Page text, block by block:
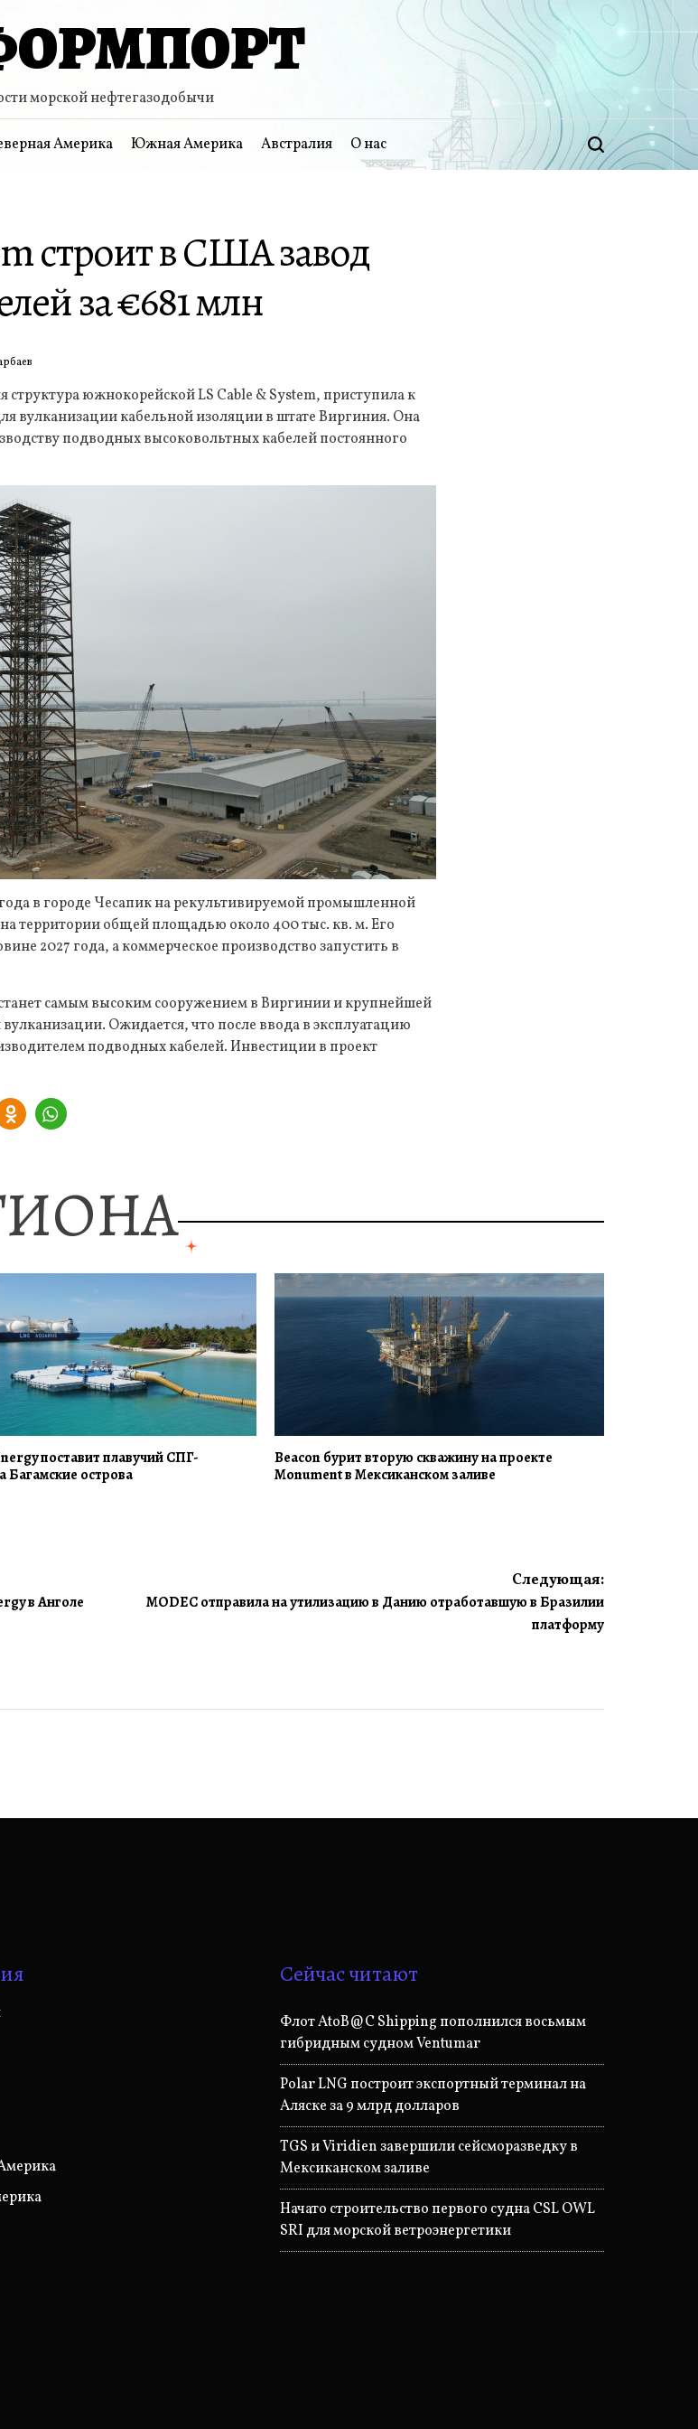
морской нефтегазодобычи
Америка Южная Америка Австралия О нас Поиск
строит в США завод
за €681 млн
южнокорейской LS Cable & System, приступила к
вулканизации кабельной изоляции в штате Виргиния. Она
подводных высоковольтных кабелей постоянного
в городе Чесапик на рекультивируемой промышленной
территории общей площадью около 400 тыс. кв. м. Его
2027 года, а коммерческое производство запустить в
самым высоким сооружением в Виргинии и крупнейшей
Ожидается, что после ввода в эксплуатацию
подводных кабелей. Инвестиции в проект
поставит плавучий СПГ-
Багамские острова
Beacon бурит вторую скважину на проекте
Monument в Мексиканском заливе
в Анголе
Следующая:
MODEC отправила на утилизацию в Данию отработавшую в Бразилии
платформу
Сейчас читают
Флот AtoB@C Shipping пополнился восьмым
гибридным судном Ventumar
Polar LNG построит экспортный терминал на
Аляске за 9 млрд долларов
TGS и Viridien завершили сейсморазведку в
Мексиканском заливе
Начато строительство первого судна CSL OWL
SRI для морской ветроэнергетики